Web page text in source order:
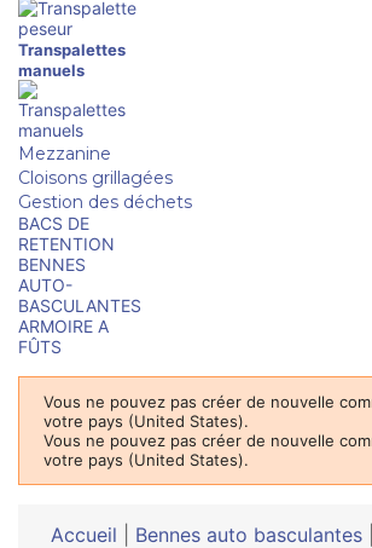
Transpalettes
manuels
Mezzanine
Cloisons grillagées
Gestion des déchets
BACS DE
RETENTION
BENNES
AUTO-
BASCULANTES
ARMOIRE A
FÛTS
Vous ne pouvez pas créer de nouvelle
votre pays (United States).
Vous ne pouvez pas créer de nouvelle
votre pays (United States).
Accueil Bennes auto basculantes|